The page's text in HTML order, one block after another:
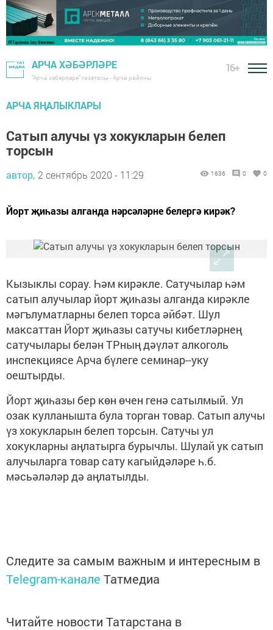
АРЧА ХӘБӘРЛӘРЕ
"Арча хәбәрләре" газетасы - Арча районы
16+
АРЧА ЯҢАЛЫКЛАРЫ
Сатып алучы үз хокукларын белеп
торсын
автор, 2 сентябрь 2020 - 11:29 1636 0 0
Йорт җиһазы алганда нәрсәләрне белергә кирәк?
Кызыклы сорау. Һәм кирәкле. Сатучылар һәм
сатып алучылар йорт җиһазы алганда кирәкле
мәгълуматларны белеп торса әйбәт. Шул
максаттан Йорт җиһазы сатучы кибетләрнең
сатучылары белән ТРның дәүләт алкоголь
инспекциясе Арча бүлеге семинар--уку
оештырды.
Йорт җиһазы бер көн өчен генә сатылмый. Ул
озак кулланышта була торган товар. Сатып алучы
үз хокукларын белеп торсын. Сатучы ул
хокукларны аңлатырга бурычлы. Шулай ук сатып
алучыларга товар сату кагыйдәләре һ.б.
мәсьәләләр дә аңлатылды.
Следите за самым важным и интересным в
Telegram-канале Татмедиа
Читайте новости Татарстана в